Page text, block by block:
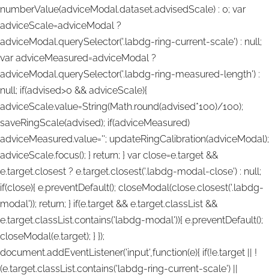
numberValue(adviceModal.dataset.advisedScale) : 0; var
adviceScale=adviceModal ?
adviceModal.querySelector('.labdg-ring-current-scale') : null;
var adviceMeasured=adviceModal ?
adviceModal.querySelector('.labdg-ring-measured-length') :
null; if(advised>0 && adviceScale){
adviceScale.value=String(Math.round(advised*100)/100);
saveRingScale(advised); if(adviceMeasured)
adviceMeasured.value=''; updateRingCalibration(adviceModal);
adviceScale.focus(); } return; } var close=e.target &&
e.target.closest ? e.target.closest('.labdg-modal-close') : null;
if(close){ e.preventDefault(); closeModal(close.closest('.labdg-
modal')); return; } if(e.target && e.target.classList &&
e.target.classList.contains('labdg-modal')){ e.preventDefault();
closeModal(e.target); } });
document.addEventListener('input',function(e){ if(!e.target || !
(e.target.classList.contains('labdg-ring-current-scale') ||